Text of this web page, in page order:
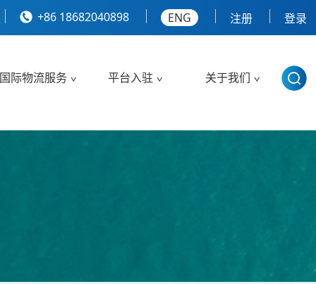
+86 18682040898 ENG 注册 登录
国际物流服务 平台入驻 关于我们